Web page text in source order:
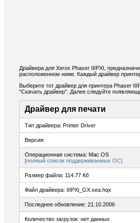
Драйвера для Xerox Phaser IIIPXI,
расположенном ниже. Каждый драйвер
Выберите тот драйвер для принтера Phaser
"Скачать драйвер". Далее следуйте
Драйвер для печати
Тип драйвера: Printer Driver
Версия:
Операционная система: Mac OS
[полный список поддерживаемых ОС]
Размер файла: 114.77 Кб
Файл драйвера: IIIPXi_GX.sea.hqx
Последнее обновление: 21.10.2006
Количество загрузок: нет данных